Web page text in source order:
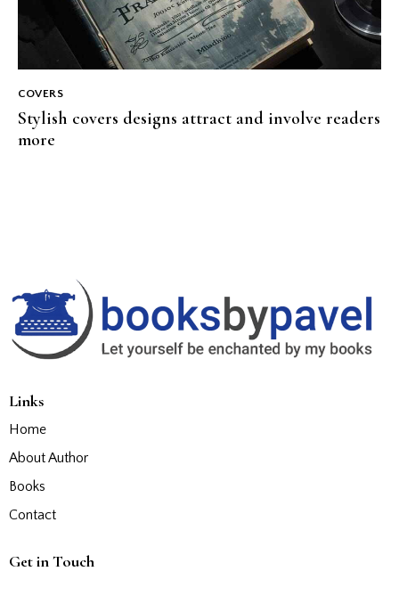
COVERS
Stylish covers designs attract and involve readers
more
Links
Home
About Author
Books
Contact
Get in Touch